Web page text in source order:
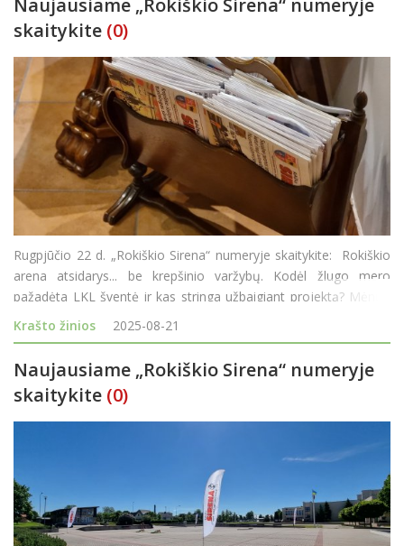
Naujausiame „Rokiškio Sirena“ numeryje
skaitykite (0)
Rugpjūčio 22 d. „Rokiškio Sirena“ numeryje skaitykite: Rokiškio
arena atsidarys... be krepšinio varžybų. Kodėl žlugo mero
pažadėta LKL šventė ir kas stringa užbaigiant projektą? Mėnuo
kovoje su invaziniais šliužais. Ar pavyko pristabdyti įsibr
Krašto žinios 2025-08-21
Naujausiame „Rokiškio Sirena“ numeryje
skaitykite (0)